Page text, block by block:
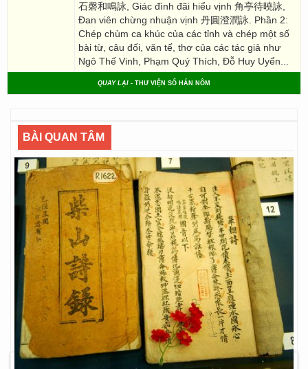
石磬和鳴詠, Giác đình đãi hiểu vịnh 角亭待曉詠,
Đan viên chừng nhuận vịnh 丹圓澄潤詠. Phần 2:
Chép chùm ca khúc của các tỉnh và chép một số
bài từ, câu đối, văn tế, thơ của các tác giả như
Ngô Thế Vinh, Phạm Quý Thích, Đỗ Huy Uyển...
QUAY LẠI - THƯ VIỆN SỐ HÁN NÔM
BÀI QUAN TÂM